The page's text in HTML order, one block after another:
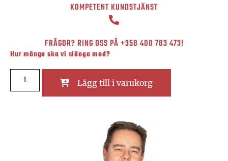
KOMPETENT KUNDSTJÄNST
FRÅGOR? RING OSS PÅ+358 400 783 473!
Hur många ska vi slänga med?
Lägg till i varukorg